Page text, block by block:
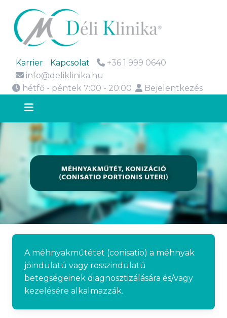
Karrier Kapcsolat
+36 1 999 0640
info@deliklinika.hu
hétfő - péntek 7:00 - 20:00
Bejelentkezés
A méhnyakműtétet (conisatio) a méhnyak
jóindulatú vagy rosszindulatú
betegségeinek diagnosztizálására és/vagy
kezelésére alkalmazzák.